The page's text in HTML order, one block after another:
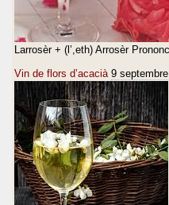
Larrosèr + (l’,eth) Arrosèr
Vin de flors d’acacià 9